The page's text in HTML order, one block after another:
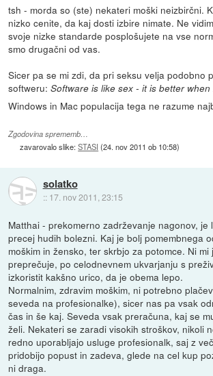
tsh - morda so (ste) nekateri moški neizbirčni.
nizko cenite, da kaj dosti izbire nimate. Ne
svoje nizke standarde posplošujete na vse
smo drugačni od vas.
Sicer pa se mi zdi, da pri seksu velja podobno
softweru:Software is like sex - it is better when
Windows in Mac populacija tega ne razume
Zgodovina sprememb…
zavarovalo slike:STASI (24. nov 2011 ob 10:58)
solatko
:: 17. nov 2011, 23:15
Matthai - prekomerno zadrževanje nagonov, je
precej hudih bolezni. Kaj je bolj pomembnega
moškim in žensko, ter skrbjo za potomce. Ni mi
preprečuje, po celodnevnem ukvarjanju s
izkoristit kakšno urico, da je obema lepo.
Normalnim, zdravim moškim, ni potrebno
seveda na profesionalke), sicer nas pa vsak
čas in še kaj. Seveda vsak preračuna, kaj se
želi. Nekateri se zaradi visokih stroškov, nikoli
redno uporabljajo usluge profesionalk, saj z
pridobijo popust in zadeva, glede na cel kup
ni draga.